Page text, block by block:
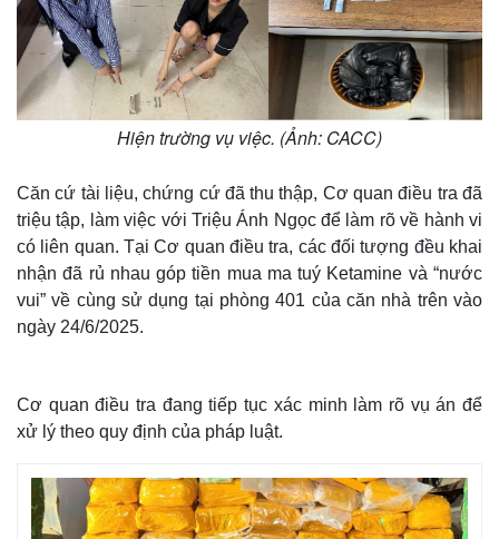
Thế giới
Cuộc sống đó đây
Hồ sơ
Multimedia
Ảnh
E-Magazine
Infographic
Hiện trường vụ việc. (Ảnh: CACC)
Căn cứ tài liệu, chứng cứ đã thu thập, Cơ quan điều tra đã
triệu tập, làm việc với Triệu Ánh Ngọc để làm rõ về hành vi
có liên quan. Tại Cơ quan điều tra, các đối tượng đều khai
nhận đã rủ nhau góp tiền mua ma tuý Ketamine và “nước
vui” về cùng sử dụng tại phòng 401 của căn nhà trên vào
ngày 24/6/2025.
Cơ quan điều tra đang tiếp tục xác minh làm rõ vụ án để
xử lý theo quy định của pháp luật.